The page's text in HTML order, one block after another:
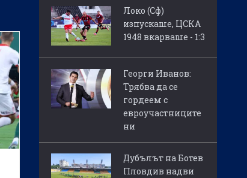
Локо (Сф)
изпускаше, ЦСКА
1948 вкарваше - 1:3
Георги Иванов:
Трябва да се
гордеем с
евроучастниците
ни
Дубълът на Ботев
Пловдив надви